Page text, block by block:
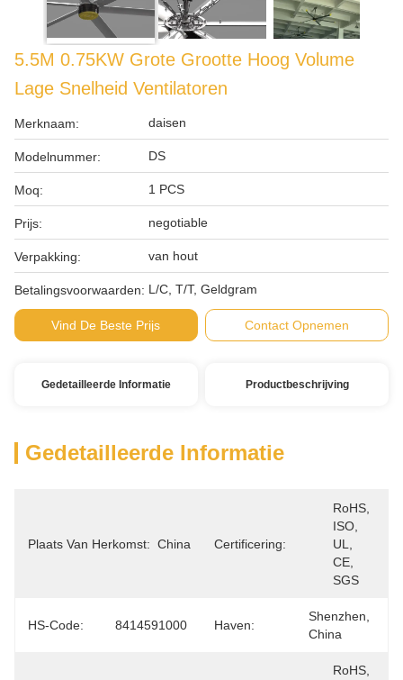
5.5M 0.75KW Grote Grootte Hoog Volume
Lage Snelheid Ventilatoren
Merknaam: daisen
Modelnummer: DS
Moq: 1 PCS
Prijs: negotiable
Verpakking: van hout
Betalingsvoorwaarden: L/C, T/T, Geldgram
Vind De Beste Prijs Contact Opnemen
Gedetailleerde Informatie Productbeschrijving
Gedetailleerde Informatie
Plaats Van Herkomst: China Certificering:
RoHS,
ISO,
UL,
CE,
SGS
HS-Code: 8414591000 Haven:
Shenzhen,
China
RoHS,